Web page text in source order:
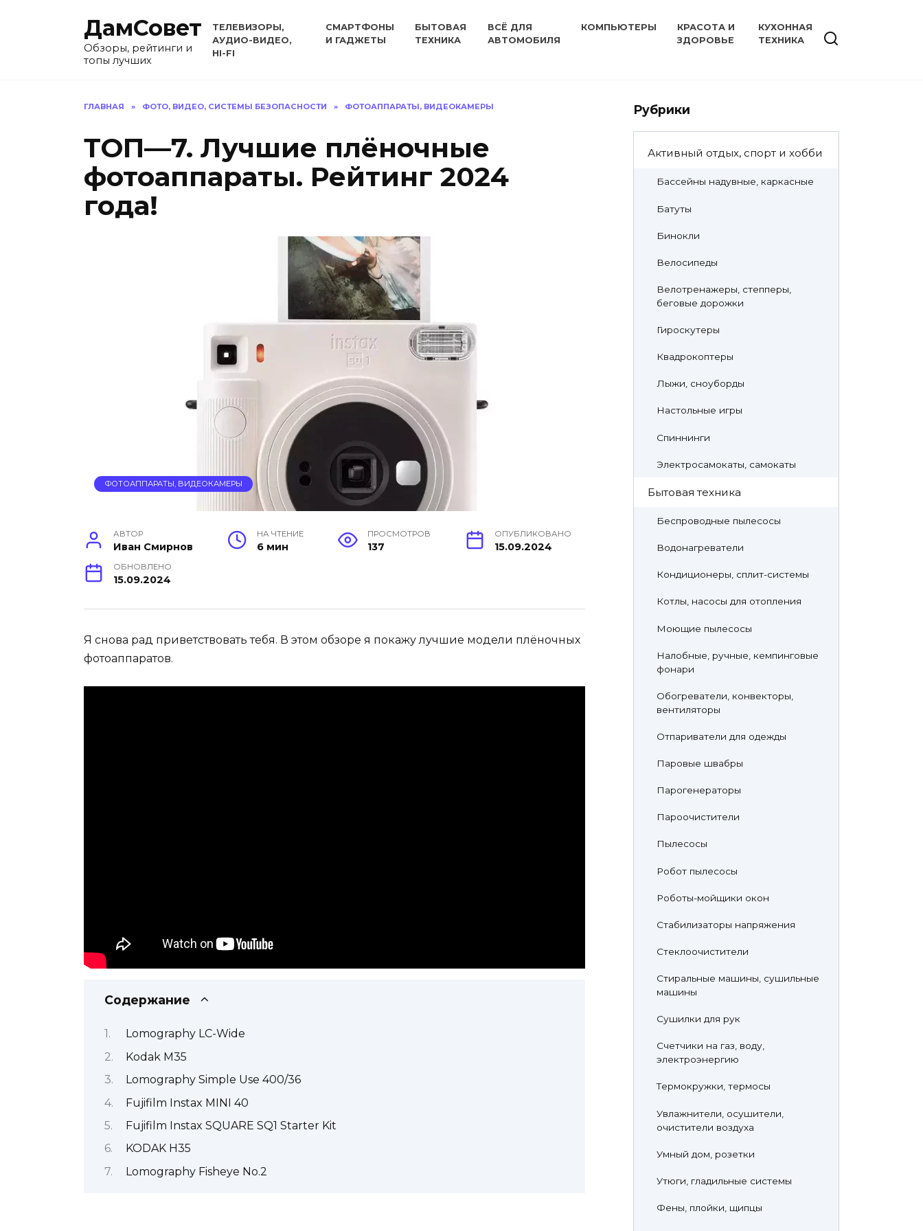
ДамСовет
Обзоры, рейтинги и
топы лучших
ТЕЛЕВИЗОРЫ,
АУДИО-ВИДЕО,
HI-FI
СМАРТФОНЫ
И ГАДЖЕТЫ
БЫТОВАЯ
ТЕХНИКА
ВСЁ ДЛЯ
АВТОМОБИЛЯ
КОМПЬЮТЕРЫ
КРАСОТА И
ЗДОРОВЬЕ
КУХОННАЯ
ТЕХНИКА
ГЛАВНАЯ » ФОТО, ВИДЕО, СИСТЕМЫ БЕЗОПАСНОСТИ » ФОТОАППАРАТЫ, ВИДЕОКАМЕРЫ
ТОП—7. Лучшие плёночные
фотоаппараты. Рейтинг 2024
года!
ФОТОАППАРАТЫ, ВИДЕОКАМЕРЫ
АВТОР
Иван Смирнов
НА ЧТЕНИЕ
6 мин
ПРОСМОТРОВ
137
ОПУБЛИКОВАНО
15.09.2024
ОБНОВЛЕНО
15.09.2024
Я снова рад приветствовать тебя. В этом обзоре я покажу лучшие модели плёночных
фотоаппаратов.
Содержание
Lomography LC-Wide
Kodak M35
Lomography Simple Use 400/36
Fujifilm Instax MINI 40
Fujifilm Instax SQUARE SQ1 Starter Kit
KODAK H35
Lomography Fisheye No.2
Рубрики
Активный отдых, спорт и хобби
Бассейны надувные, каркасные
Батуты
Бинокли
Велосипеды
Велотренажеры, степперы,
беговые дорожки
Гироскутеры
Квадрокоптеры
Лыжи, сноуборды
Настольные игры
Спиннинги
Электросамокаты, самокаты
Бытовая техника
Беспроводные пылесосы
Водонагреватели
Кондиционеры, сплит-системы
Котлы, насосы для отопления
Моющие пылесосы
Налобные, ручные, кемпинговые
фонари
Обогреватели, конвекторы,
вентиляторы
Отпариватели для одежды
Паровые швабры
Парогенераторы
Пароочистители
Пылесосы
Робот пылесосы
Роботы-мойщики окон
Стабилизаторы напряжения
Стеклоочистители
Стиральные машины, сушильные
машины
Сушилки для рук
Счетчики на газ, воду,
электроэнергию
Термокружки, термосы
Увлажнители, осушители,
очистители воздуха
Умный дом, розетки
Утюги, гладильные системы
Фены, плойки, щипцы